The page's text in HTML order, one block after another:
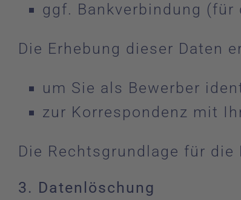
ggf. Bankverbindung
Die Erhebung dieser Daten
um Sie als Bewerber
zur Korrespondenz mit
Die Rechtsgrundlage für die
3. Datenlöschung